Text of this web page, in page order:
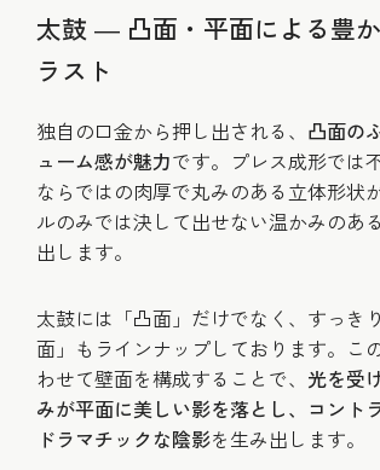
太鼓 ― 凸面・平面による豊
ラスト
独自の口金から押し出される、 凸面の
ューム感が魅力です。プレス成形では
ならではの肉厚で丸みのある立体形状
ルのみでは決して出せない温かみのあ
出します。
太鼓には「凸面」だけでなく、すっき
面」もラインナップしております。こ
わせて壁面を構成することで、 光を受
みが平面に美しい影を落とし、コント
ドラマチックな陰影を生み出します。